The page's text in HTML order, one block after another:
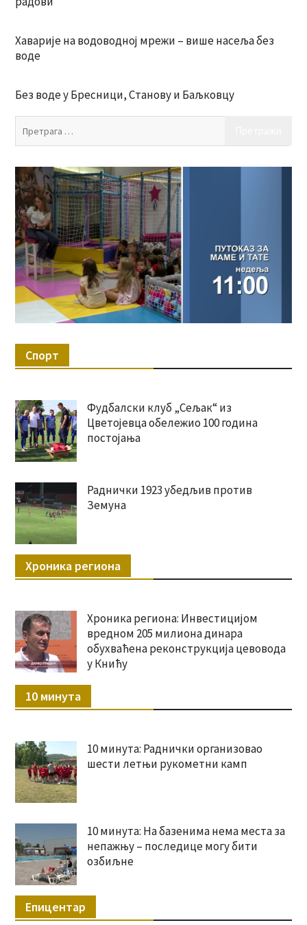
Хаварије на водоводној мрежи – више насеља без
воде
Без воде у Бресници, Станову и Баљковцу
Спорт
Фудбалски клуб „Сељак“ из
Цветојевца обележио 100 година
постојања
Раднички 1923 убедљив против
Земуна
Хроника региона
Хроника региона: Инвестицијом
вредном 205 милиона динара
обухваћена реконструкција цевовода
у Книћу
10 минута
10 минута: Раднички организовао
шести летњи рукометни камп
10 минута: На базенима нема места за
непажњу – последице могу бити
озбиљне
Епицентар